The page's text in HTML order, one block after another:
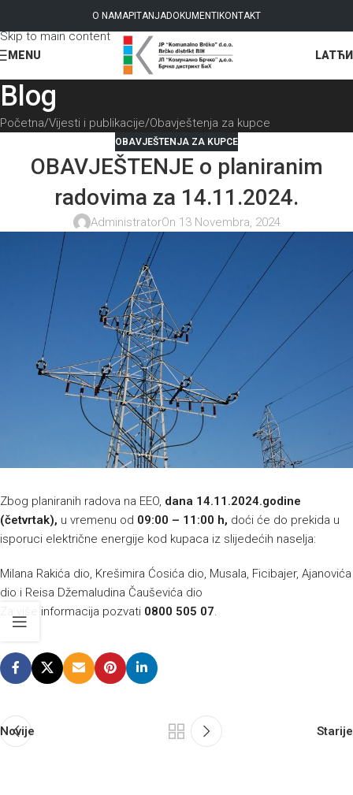
Skip to navigation
Skip to main content
O NAMAPITANJADOKUMENTI KONTAKT
MENU LAT
Blog
Početna Vijesti i publikacije Obavještenja za kupce
OBAVJEŠTENJA ZA KUPCE
OBAVJEŠTENJE o planiranim
radovima za 14.11.2024.
AdministratorOn 13 Novembra, 2024
Zbog planiranih radova na EEO, dana 14.11.2024.godine
(četvrtak), u vremenu od 09:00 – 11:00 h, doći će do prekida u
isporuci električne energije kod kupaca iz slijedećih naselja:
Milana Rakića dio, Krešimira Ćosića dio, Musala, Ficibajer, Ajanovića
dio i Reisa Džemaludina Čauševića dio
Za više informacija pozvati 0800 505 07.
Novije Starije